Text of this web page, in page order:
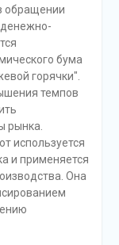
обращении
денежно-
бума
горячки".
темпов
рынка.
используется
и применяется
Она